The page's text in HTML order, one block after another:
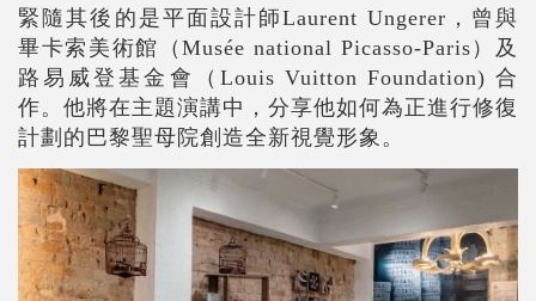
緊隨其後的是平面設計師Laurent Ungerer ，曾與
畢卡索美術館（Musée national Picasso-Paris ）及
路易威登基金會（ Louis Vuitton Foundation)合
作。他將在主題演講中，分享他如何為正進行修復
計劃的巴黎聖母院創造全新視覺形象。